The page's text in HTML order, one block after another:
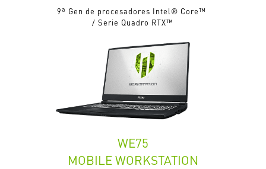
9ª Gen de procesadores Intel® Core™
/ Serie Quadro RTX™
WE75
MOBILE WORKSTATION